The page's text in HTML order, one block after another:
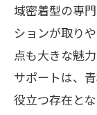
域密着型の専
ションが取り
点も大きな魅
サポートは、
役立つ存在とな